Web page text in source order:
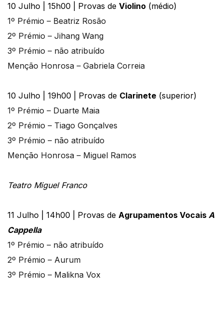
10 Julho | 15h00 | Provas de Violino (médio)
1º Prémio – Beatriz Rosão
2º Prémio – Jihang Wang
3º Prémio – não atribuído
Menção Honrosa – Gabriela Correia
10 Julho | 19h00 | Provas de Clarinete (superior)
1º Prémio – Duarte Maia
2º Prémio – Tiago Gonçalves
3º Prémio – não atribuído
Menção Honrosa – Miguel Ramos
Teatro Miguel Franco
11 Julho | 14h00 | Provas de Agrupamentos Vocais A
Cappella
1º Prémio – não atribuído
2º Prémio – Aurum
3º Prémio – Malikna Vox